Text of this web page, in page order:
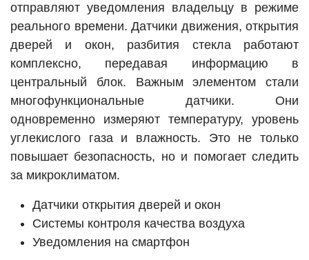
отправляют уведомления владельцу в режиме
реального времени. Датчики движения, открытия
дверей и окон, разбития стекла работают
комплексно, передавая информацию в
центральный блок. Важным элементом стали
многофункциональные датчики. Они
одновременно измеряют температуру, уровень
углекислого газа и влажность. Это не только
повышает безопасность, но и помогает следить
за микроклиматом.
Датчики открытия дверей и окон
Системы контроля качества воздуха
Уведомления на смартфон